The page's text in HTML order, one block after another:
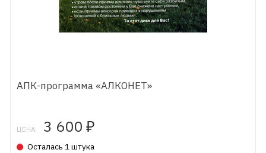
АПК-программа «АЛКОНЕТ»
ЦЕНА: 3 600 ₽
Осталась 1 штука